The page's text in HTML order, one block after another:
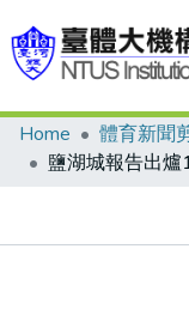
Communities &
Home 體育新聞